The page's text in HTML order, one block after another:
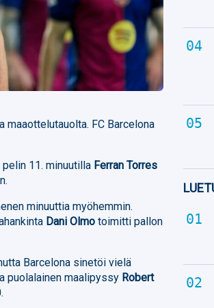
maaottelutauolta. FC Barcelona
11. minuutilla Ferran Torres
minuuttia myöhemmin.
Dani Olmo toimitti pallon
Barcelona sinetöi vielä
puolalainen maalipyssy Robert